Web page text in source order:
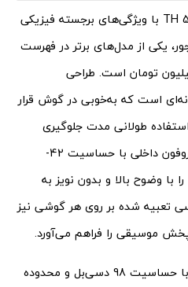
هندزفری تسکو مدل TH 5359 TWS با ویژگی‌های برجسته فیزیکی
یکی از مدل‌های برتر در فهرست
هدفون بی سیم تا 2 میلیون تومان است. طراحی
است که به‌خوبی در گوش قرار
طولانی مدت جلوگیری
می‌کنند. این هدفون دارای میکروفون داخلی با حساسیت 42-
وضوح بالا و بدون نویز به
تعبیه شده بر روی هر گوشی نیز
موسیقی را فراهم می‌‌آورد.
پخش موسیقی در این هدفون با حساسیت 98 دسی‌بل و محدوده